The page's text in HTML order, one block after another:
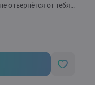
отвернётся от тебя
осилит идущий.
обратившись
как ты привык до